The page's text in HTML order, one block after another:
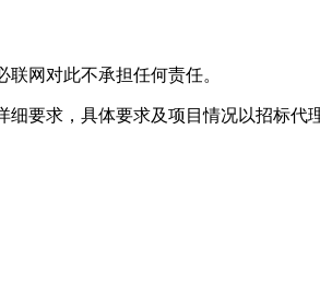
网对此不承担任何责任。
要求，具体要求及项目情况以招标代